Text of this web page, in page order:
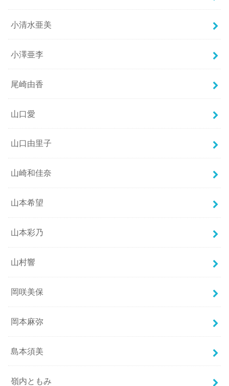
小清水亜美
小澤亜李
尾崎由香
山口愛
山口由里子
山崎和佳奈
山本希望
山本彩乃
山村響
岡咲美保
岡本麻弥
島本須美
嶺内ともみ